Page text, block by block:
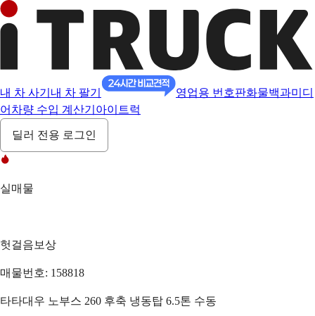
내 차 사기 내 차 팔기 영업용 번호판화물백과미디
어 차량 수입 계산기 아이트럭
딜러 전용 로그인
실매물
헛걸음보상
매물번호: 158818
타타대우 노부스 260 후축 냉동탑 6.5톤 수동